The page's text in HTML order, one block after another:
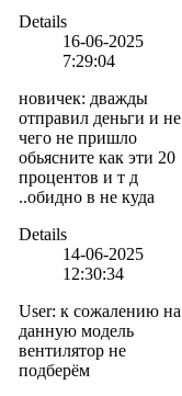
Details
16-06-2025
7:29:04
новичек: дважды
отправил деньги и не
чего не пришло
обьясните как эти 20
процентов и т д
..обидно в не куда
Details
14-06-2025
12:30:34
User: к сожалению на
данную модель
вентилятор не
подберём